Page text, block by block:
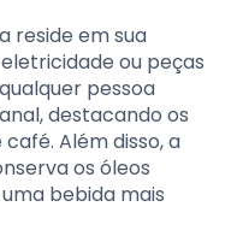
reside em sua
ou peças
pessoa
destacando os
Além disso, a
os óleos
bebida mais